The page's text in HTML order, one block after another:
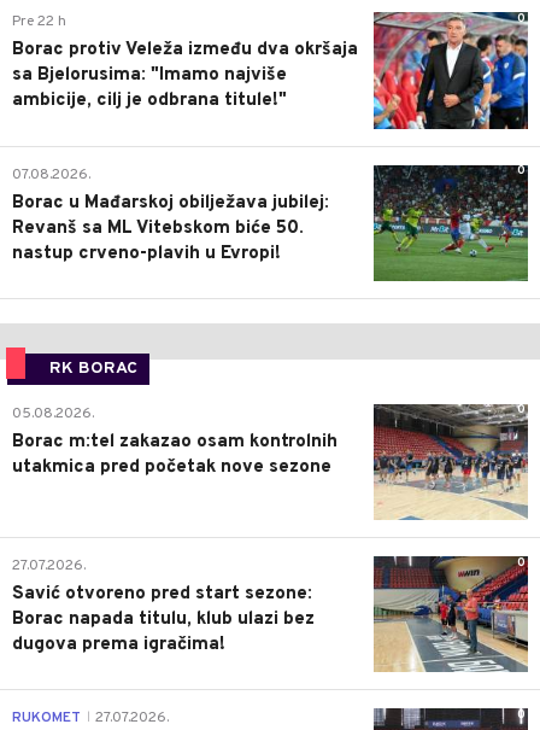
0
Pre 22 h
Borac protiv Veleža između dva okršaja
sa Bjelorusima: "Imamo najviše
ambicije, cilj je odbrana titule!"
0
07.08.2026.
Borac u Mađarskoj obilježava jubilej:
Revanš sa ML Vitebskom biće 50.
nastup crveno-plavih u Evropi!
RK BORAC
0
05.08.2026.
Borac m:tel zakazao osam kontrolnih
utakmica pred početak nove sezone
0
27.07.2026.
Savić otvoreno pred start sezone:
Borac napada titulu, klub ulazi bez
dugova prema igračima!
0
RUKOMET 27.07.2026.